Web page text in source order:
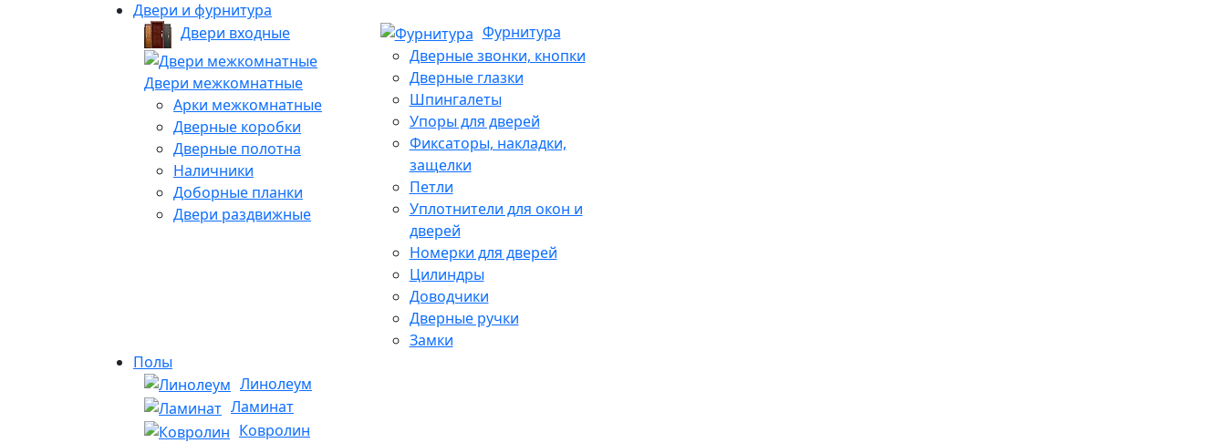
Двери и фурнитура
Двери входные
Двери межкомнатные
Арки межкомнатные
Дверные коробки
Дверные полотна
Наличники
Доборные планки
Двери раздвижные
Фурнитура
Дверные звонки, кнопки
Дверные глазки
Шпингалеты
Упоры для дверей
Фиксаторы, накладки,
защелки
Петли
Уплотнители для окон и
дверей
Номерки для дверей
Цилиндры
Доводчики
Дверные ручки
Замки
Полы
Линолеум
Ламинат
Ковролин